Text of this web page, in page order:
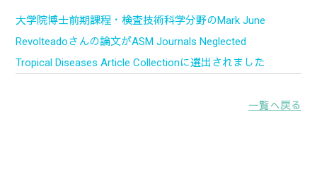
大学院博士前期課程・検査技術科学分野のMark June
Revolteadoさんの論文がASM Journals Neglected
Tropical Diseases Article Collectionに選出されました
一覧へ戻る